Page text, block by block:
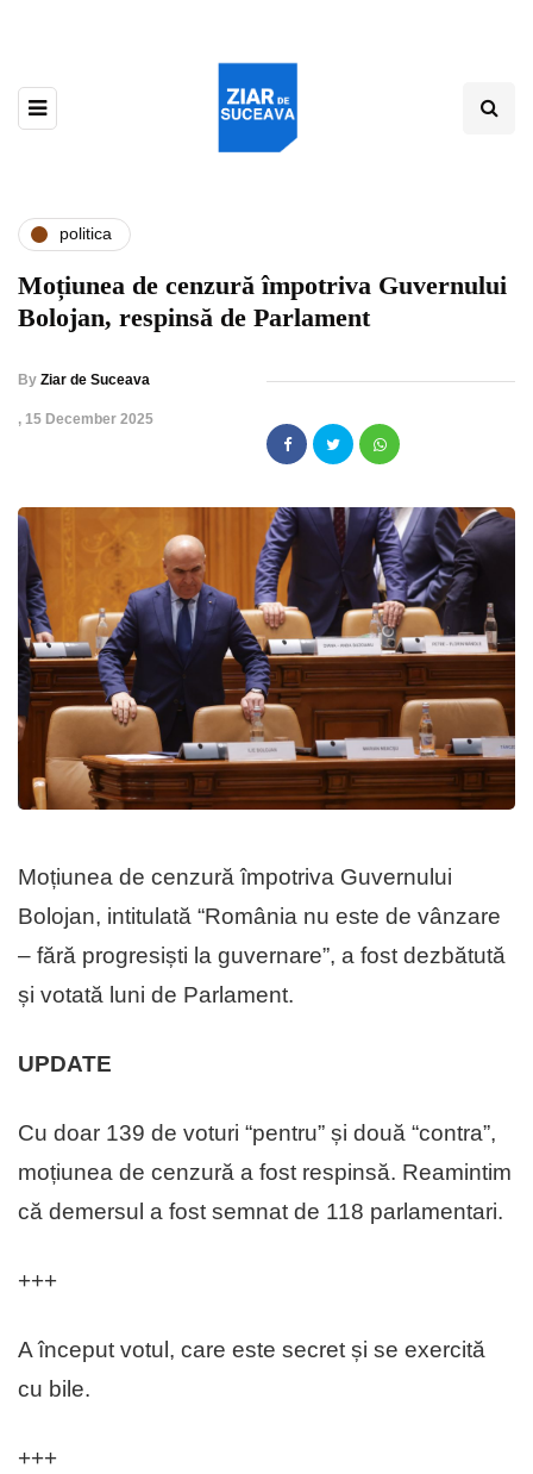
politica
Moțiunea de cenzură împotriva Guvernului
Bolojan, respinsă de Parlament
By Ziar de Suceava
, 15 December 2025
Moțiunea de cenzură împotriva Guvernului
Bolojan, intitulată “România nu este de vânzare
– fără progresiști la guvernare”, a fost dezbătută
și votată luni de Parlament.
UPDATE
Cu doar 139 de voturi “pentru” și două “contra”,
moțiunea de cenzură a fost respinsă. Reamintim
că demersul a fost semnat de 118 parlamentari.
+++
A început votul, care este secret și se exercită
cu bile.
+++